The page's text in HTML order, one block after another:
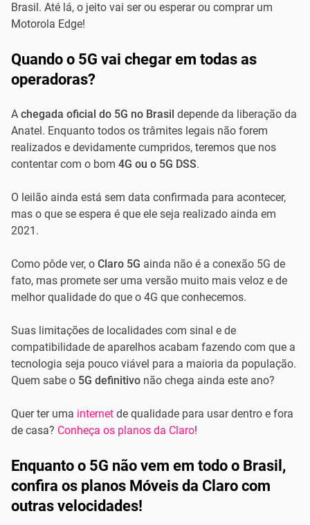
Brasil. Até lá, o jeito vai ser ou esperar ou comprar um
Motorola Edge!
Quando o 5G vai chegar em todas as
operadoras?
A chegada oficial do 5G no Brasil depende da liberação da
Anatel. Enquanto todos os trâmites legais não forem
realizados e devidamente cumpridos, teremos que nos
contentar com o bom 4G ou o 5G DSS.
O leilão ainda está sem data confirmada para acontecer,
mas o que se espera é que ele seja realizado ainda em
2021.
Como pôde ver, o Claro 5G ainda não é a conexão 5G de
fato, mas promete ser uma versão muito mais veloz e de
melhor qualidade do que o 4G que conhecemos.
Suas limitações de localidades com sinal e de
compatibilidade de aparelhos acabam fazendo com que a
tecnologia seja pouco viável para a maioria da população.
Quem sabe o 5G definitivo não chega ainda este ano?
Quer ter uma internet de qualidade para usar dentro e fora
de casa? Conheça os planos da Claro!
Enquanto o 5G não vem em todo o Brasil,
confira os planos Móveis da Claro com
outras velocidades!